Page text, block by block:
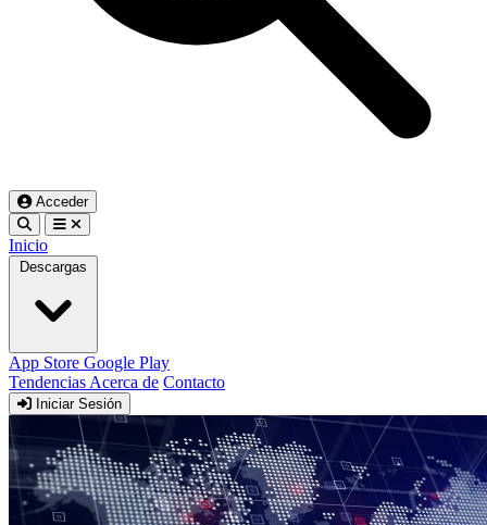
Acceder
Inicio
Descargas
App Store Google Play
Tendencias Acerca de Contacto
Iniciar Sesión